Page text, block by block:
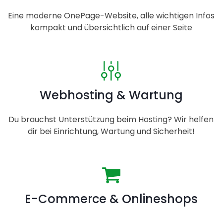
Eine moderne OnePage-Website, alle wichtigen Infos
kompakt und übersichtlich auf einer Seite
Webhosting & Wartung
Du brauchst Unterstützung beim Hosting? Wir helfen
dir bei Einrichtung, Wartung und Sicherheit!
E-Commerce & Onlineshops